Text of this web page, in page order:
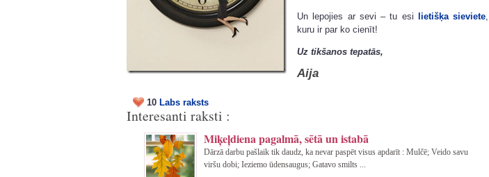
Un lepojies ar sevi – tu esi lietišķa sieviete
kuru ir par ko cienīt!
Uz tikšanos tepatās,
Aija
10 Labs raksts
Interesanti raksti :
Miķeļdiena pagalmā, sētā un istabā
Dārzā darbu pašlaik tik daudz, ka nevar paspēt visus apdarīt : Mulčē; Veido savu
viršu dobi; Ieziemo ūdensaugus; Gatavo smilts ...